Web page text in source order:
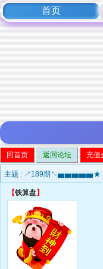
首页
回首页 返回论坛 充值
主题 : ↗189期↖▅▅▅▅▅★【
【铁算盘】